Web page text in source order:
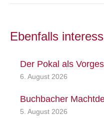
Ebenfalls
Der Pokal als
6. August 2026
Buchbacher
5. August 2026